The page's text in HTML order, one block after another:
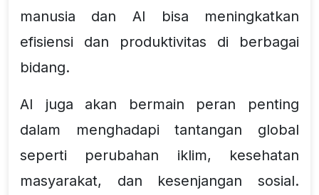
manusia dan AI bisa meningkatkan
efisiensi dan produktivitas di berbagai
bidang.
AI juga akan bermain peran penting
dalam menghadapi tantangan global
seperti perubahan iklim, kesehatan
masyarakat, dan kesenjangan sosial.